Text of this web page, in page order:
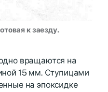
к заезду.
вращаются на
15 мм. Ступицами
на эпоксидке